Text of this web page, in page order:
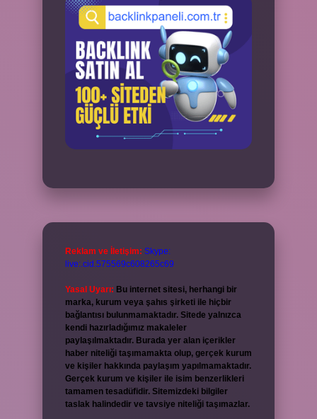
Reklam ve İletişim: Skype:
live:.cid.575569c608265c69
Yasal Uyarı: Bu internet sitesi, herhangi bir
marka, kurum veya şahıs şirketi ile hiçbir
bağlantısı bulunmamaktadır. Sitede yalnızca
kendi hazırladığımız makaleler
paylaşılmaktadır. Burada yer alan içerikler
haber niteliği taşımamakta olup, gerçek kurum
ve kişiler hakkında paylaşım yapılmamaktadır.
Gerçek kurum ve kişiler ile isim benzerlikleri
tamamen tesadüfidir. Sitemizdeki bilgiler
taslak halindedir ve tavsiye niteliği taşımazlar.